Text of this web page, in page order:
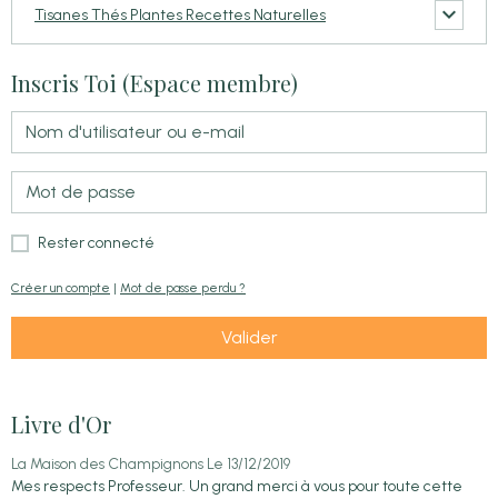
Tisanes Thés Plantes Recettes Naturelles
Inscris Toi (Espace membre)
Rester connecté
Créer un compte | Mot de passe perdu ?
Valider
Livre d'Or
La Maison des Champignons Le 13/12/2019
Mes respects Professeur. Un grand merci à vous pour toute cette